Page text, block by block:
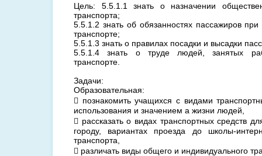
Цель: 5.5.1.1 знать о назначении
транспорта;
5.5.1.2 знать об обязанностях пассажиров
транспорте;
5.5.1.3 знать о правилах посадки и высадки
5.5.1.4 знать о труде людей, занятых
транспорте.
Задачи:
Образовательная:
 познакомить учащихся с видами
использования и значением а жизни людей,
 рассказать о видах транспортных средств
городу, вариантах проезда до школы-
транспорта,
 различать виды общего и индивидуального